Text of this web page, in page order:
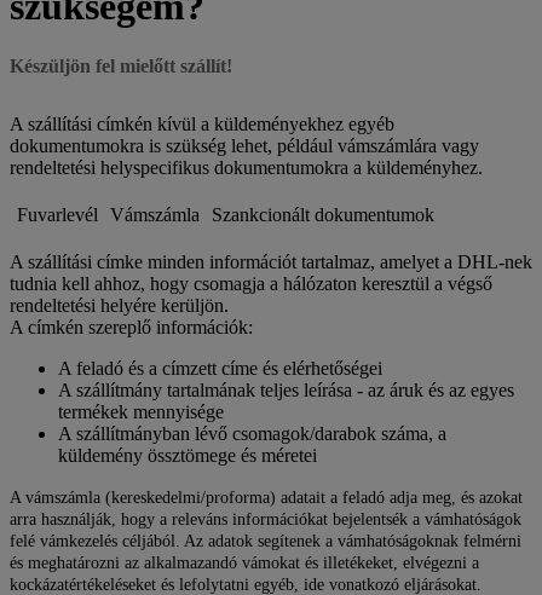
Készüljön fel mielőtt szállít!
A szállítási címkén kívül a küldeményekhez egyéb
dokumentumokra is szükség lehet, például vámszámlára vagy
rendeltetési helyspecifikus dokumentumokra a küldeményhez.
Fuvarlevél Vámszámla Szankcionált dokumentumok
A szállítási címke minden információt tartalmaz, amelyet a DHL-nek
tudnia kell ahhoz, hogy csomagja a hálózaton keresztül a végső
rendeltetési helyére kerüljön.
A címkén szereplő információk:
A feladó és a címzett címe és elérhetőségei
A szállítmány tartalmának teljes leírása - az áruk és az egyes
termékek mennyisége
A szállítmányban lévő csomagok/darabok száma, a
küldemény össztömege és méretei
A vámszámla (kereskedelmi/proforma) adatait a feladó adja meg, és azokat
arra használják, hogy a releváns információkat bejelentsék a vámhatóságok
felé vámkezelés céljából. Az adatok segítenek a vámhatóságoknak felmérni
és meghatározni az alkalmazandó vámokat és illetékeket, elvégezni a
kockázatértékeléseket és lefolytatni egyéb, ide vonatkozó eljárásokat.